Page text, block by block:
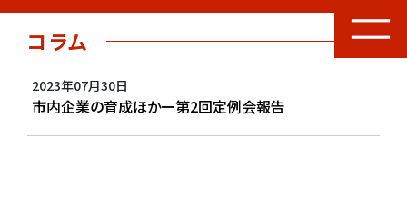
コラム
2023年07月30日
市内企業の育成ほかー第2回定例会報告